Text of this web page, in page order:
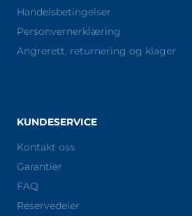
Handelsbetingelser
Personvernerklæring
Angrerett, returnering og klager
KUNDESERVICE
Kontakt oss
Garantier
FAQ
Reservedeler